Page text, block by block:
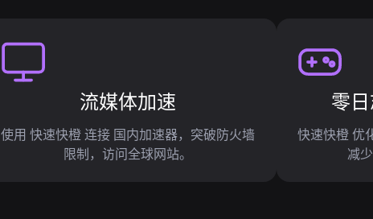
流媒体加速
使用 快速快橙 连接 国内加速器，突破防火墙
限制，访问全球网站。
零
快速快橙 优
减